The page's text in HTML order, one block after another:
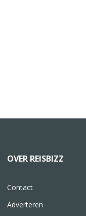
OVER REISBIZZ
Contact
Adverteren